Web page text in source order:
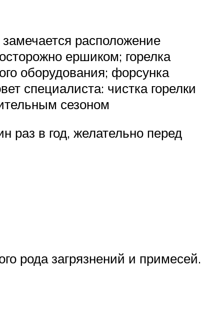
замечается расположение
ершиком; горелка
оборудования; форсунка
специалиста: чистка горелки
сезоном
раз в год, желательно перед
рода загрязнений и примесей.